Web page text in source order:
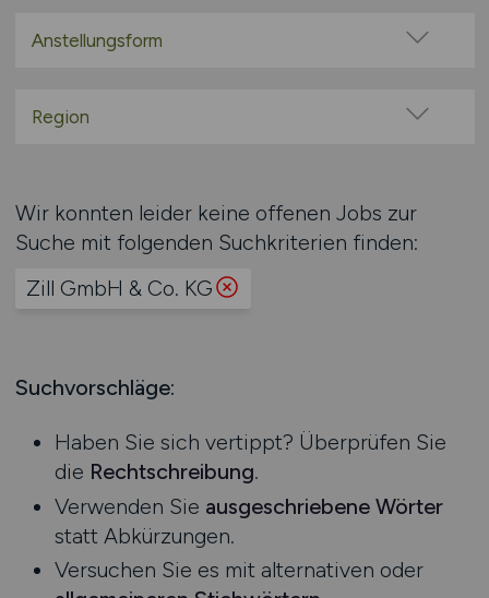
Remote aus dem Ausland möglich
Teilzeit
Anstellungsform
befristete Anstellung
Projektarbeit / Freelancer
Arbeitnehmerüberlassung
geringfügige Beschäftigung / Minijob
Berufseinstieg / Trainee
Ausbildung / Studium
Praktikum
Region
Berlin
Brandenburg
Bremen
Mecklenburg-Vorpommern
Nordrhein-Westfalen
Rheinland-Pfalz
Saarland
Sachsen
Sachsen-Anhalt
Wir konnten leider keine offenen Jobs zur
Suche mit folgenden Suchkriterien finden:
Zill GmbH & Co. KG
Suchvorschläge:
Haben Sie sich vertippt? Überprüfen Sie
die Rechtschreibung.
Verwenden Sie ausgeschriebene Wörter
statt Abkürzungen.
Versuchen Sie es mit alternativen oder